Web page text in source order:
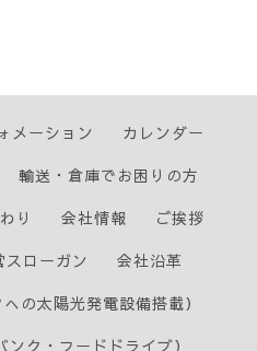
メーション
カレンダー
輸送・倉庫でお困りの方
り
会社情報
ご挨拶
ローガン
会社沿革
の太陽光発電設備搭載）
ク・フードドライブ）